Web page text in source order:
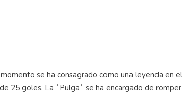
se ha consagrado como una leyenda en el
25 goles. La ˈPulgaˈ se ha encargado de romper